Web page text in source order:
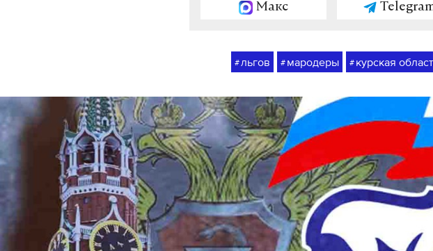
Макс
# льгов # мародеры # курская